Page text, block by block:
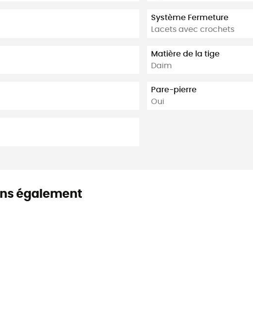
Système Fermeture
Lacets avec crochets
Matière de la tige
Daim
Pare-pierre
Oui
également